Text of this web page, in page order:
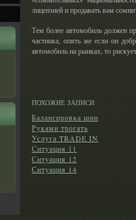
лицензией и продавать вам
Тем более автомобиль должен
частника, опять же если он
автомобиль на рынках, то
ПОХОЖИЕ ЗАПИСИ
Балансировка шин
Руками трогать
Услуга TRADE IN
Ситуация 11
Ситуация 12
Ситуация 14